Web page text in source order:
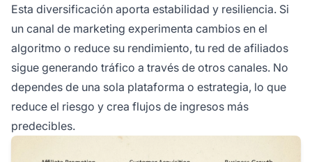
Esta diversificación aporta estabilidad y resiliencia. Si
un canal de marketing experimenta cambios en el
algoritmo o reduce su rendimiento, tu red de afiliados
sigue generando tráfico a través de otros canales. No
dependes de una sola plataforma o estrategia, lo que
reduce el riesgo y crea flujos de ingresos más
predecibles.